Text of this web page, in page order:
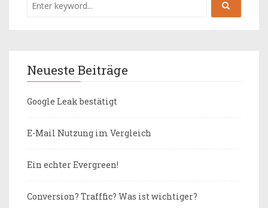
Neueste Beiträge
Google Leak bestätigt
E-Mail Nutzung im Vergleich
Ein echter Evergreen!
Conversion? Trafffic? Was ist wichtiger?